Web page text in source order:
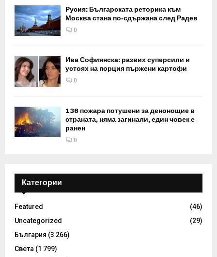
Русия: Българската реторика към
Москва стана по‑сдържана след Радев
0
Ива Софиянска: развих суперсили и
устоях на порция пържени картофи
0
136 пожара потушени за денонощие в
страната, няма загинали, един човек е
ранен
0
Категории
Featured
(46)
Uncategorized
(29)
България (3 266)
Света (1 799)